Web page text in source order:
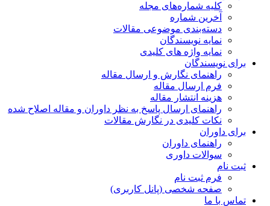
کلیه شماره‌های مجله
آخرین شماره
دسته‌بندی موضوعی مقالات
نمایه نویسندگان
نمایه واژه های کلیدی
برای نویسندگان
راهنمای نگارش و ارسال مقاله
فرم ارسال مقاله
هزینه انتشار مقاله
راهنمای ارسال پاسخ به نظر داوران و مقاله اصلاح شده
نکات کلیدی در نگارش مقالات
برای داوران
راهنمای داوران
سوالات داوری
ثبت نام
فرم ثبت نام
صفحه شخصی (پانل کاربری)
تماس با ما